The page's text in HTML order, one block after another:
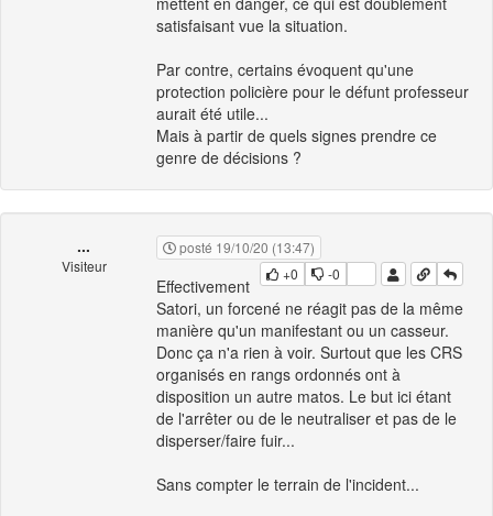
satisfaisant vue la situation.
Par contre, certains évoquent qu'une
protection policière pour le défunt professeur
aurait été utile...
Mais à partir de quels signes prendre ce
genre de décisions ?
...
Visiteur
posté 19/10/20 (13:47)
+0
-0
Effectivement
Satori, un forcené ne réagit pas de la même
manière qu'un manifestant ou un casseur.
Donc ça n'a rien à voir. Surtout que les CRS
organisés en rangs ordonnés ont à
disposition un autre matos. Le but ici étant
de l'arrêter ou de le neutraliser et pas de le
disperser/faire fuir...
Sans compter le terrain de l'incident...